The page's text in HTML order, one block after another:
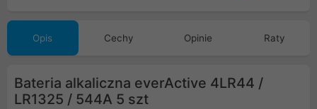
Opis Cechy Opinie Raty
Bateria alkaliczna everActive 4LR44 /
LR1325 / 544A 5 szt